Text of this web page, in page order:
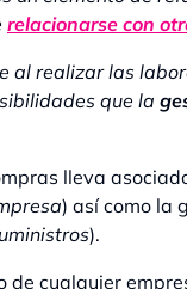
relacionarse con
al realizar las
que la
lleva
) así como la
).
cualquier